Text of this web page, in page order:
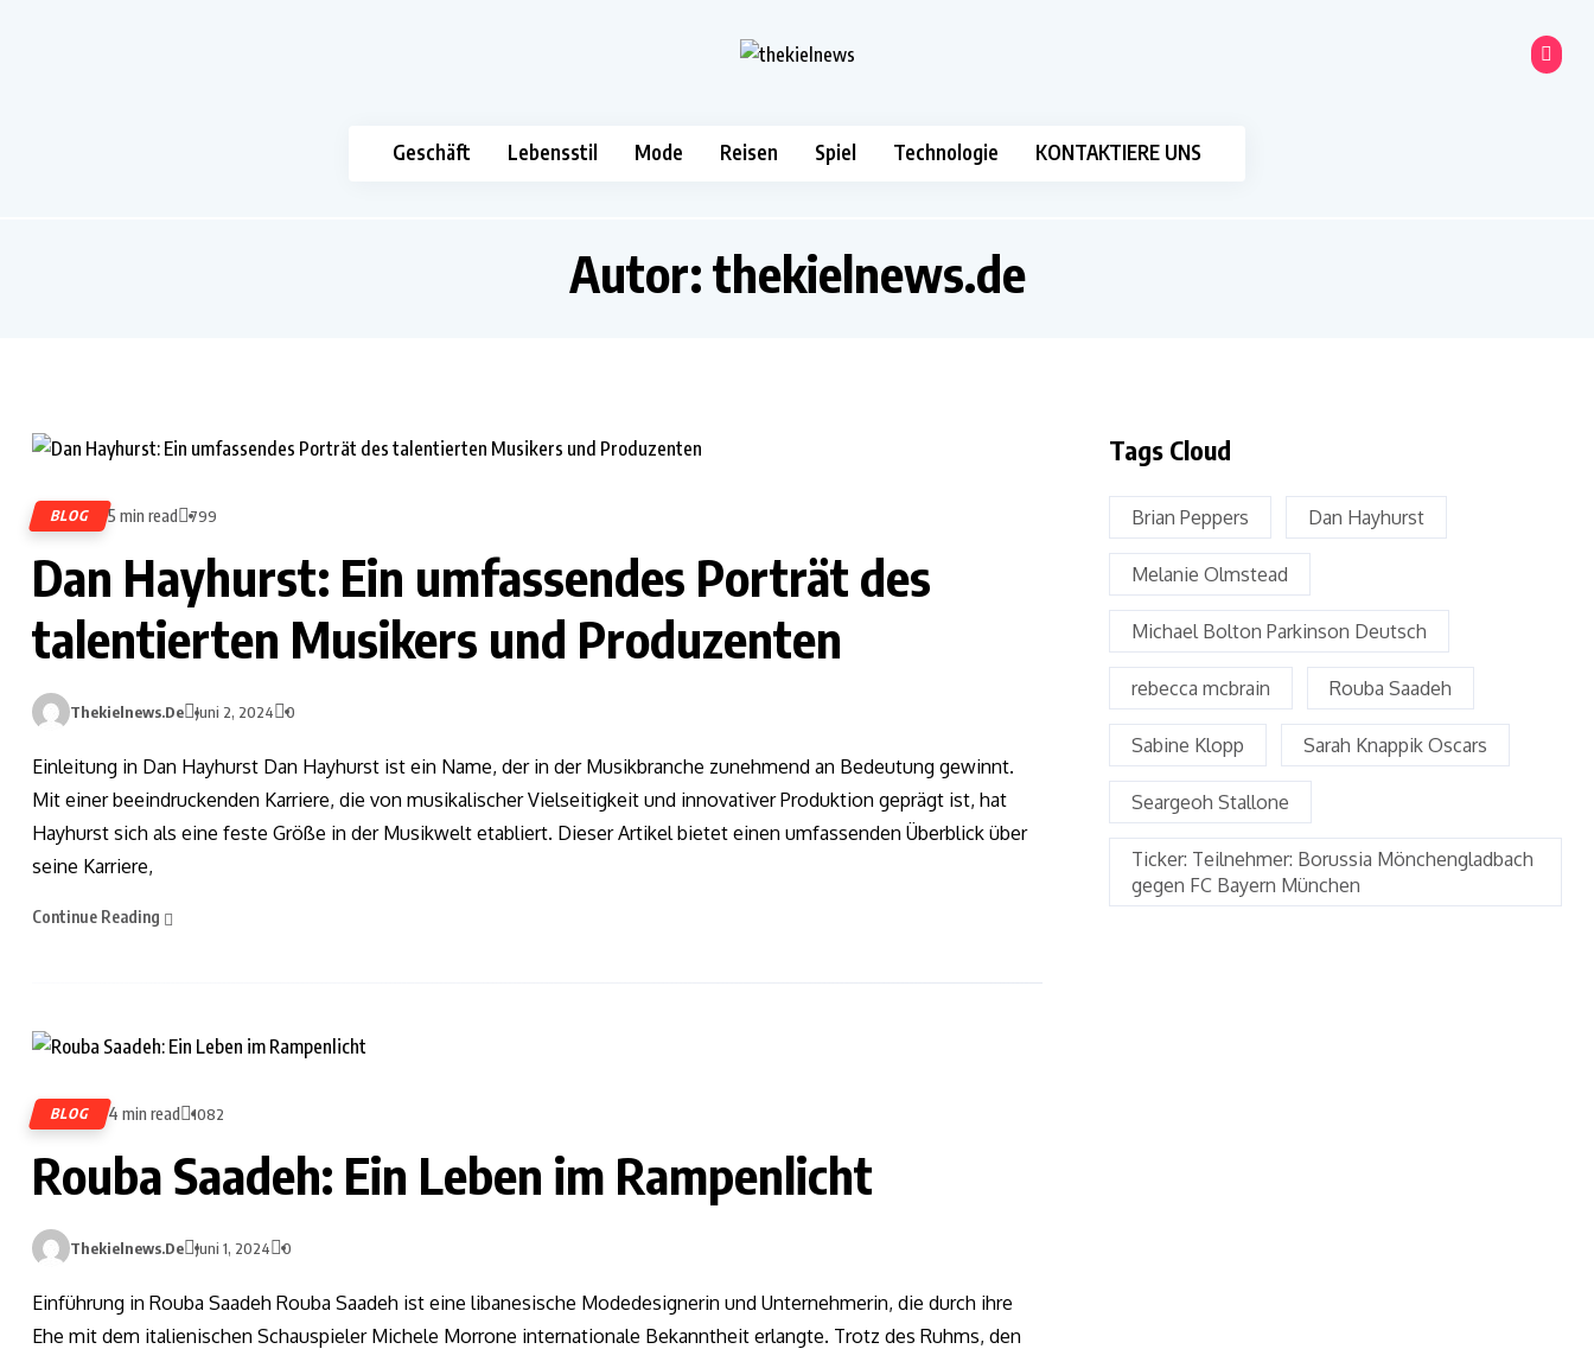
Geschäft Lebensstil Mode Reisen Spiel Technologie KONTAKTIERE UNS
Autor:thekielnews.de
BLOG 5 min read 799
Dan Hayhurst: Ein umfassendes Porträt des
talentierten Musikers und Produzenten
Thekielnews.de Juni 2, 2024 0
Einleitung in Dan Hayhurst Dan Hayhurst ist ein Name, der in der Musikbranche zunehmend an Bedeutung gewinnt.
Mit einer beeindruckenden Karriere, die von musikalischer Vielseitigkeit und innovativer Produktion geprägt ist, hat
Hayhurst sich als eine feste Größe in der Musikwelt etabliert. Dieser Artikel bietet einen umfassenden Überblick über
seine Karriere,
Continue Reading
BLOG 4 min read 1082
Rouba Saadeh: Ein Leben im Rampenlicht
Thekielnews.de Juni 1, 2024 0
Einführung in Rouba Saadeh Rouba Saadeh ist eine libanesische Modedesignerin und Unternehmerin, die durch ihre
Ehe mit dem italienischen Schauspieler Michele Morrone internationale Bekanntheit erlangte. Trotz des Ruhms, den
Tags Cloud
Brian Peppers Dan Hayhurst
Melanie Olmstead
Michael Bolton Parkinson Deutsch
rebecca mcbrain Rouba Saadeh
Sabine Klopp Sarah Knappik Oscars
Seargeoh Stallone
Ticker: Teilnehmer: Borussia Mönchengladbach
gegen FC Bayern München